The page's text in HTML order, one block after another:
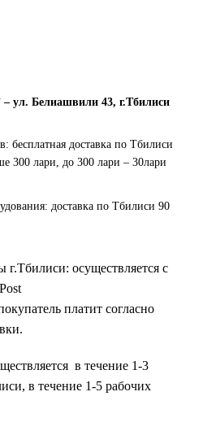
ул. Белиашвили 43, г.Тбилиси
бесплатная доставка по Тбилиси
300 лари, до 300 лари – 30лари
доставка по Тбилиси 90
г.Тбилиси: осуществляется с
платит согласно
в течение 1-3
в течение 1-5 рабочих